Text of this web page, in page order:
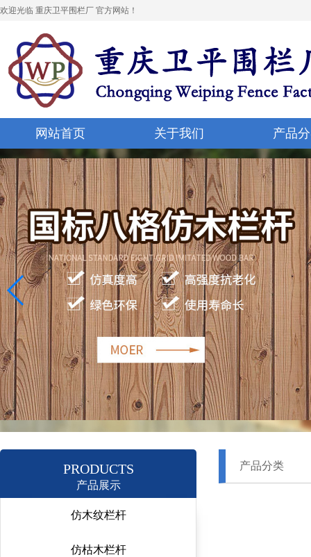
欢迎光临 重庆卫平围栏厂 官方网站！
网站首页 关于我们 产品
PRODUCTS
产品展示
仿木纹栏杆
仿枯木栏杆
产品分类